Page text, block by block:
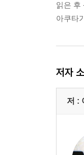
읽은 후
아쿠타
저자
저 :